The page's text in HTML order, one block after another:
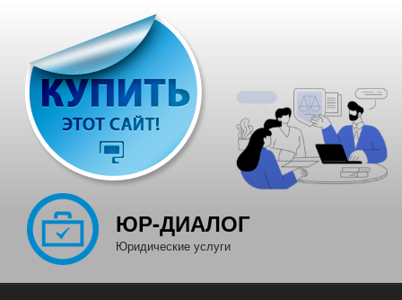
содержимому
ЮР-ДИАЛОГ
Юридические услуги